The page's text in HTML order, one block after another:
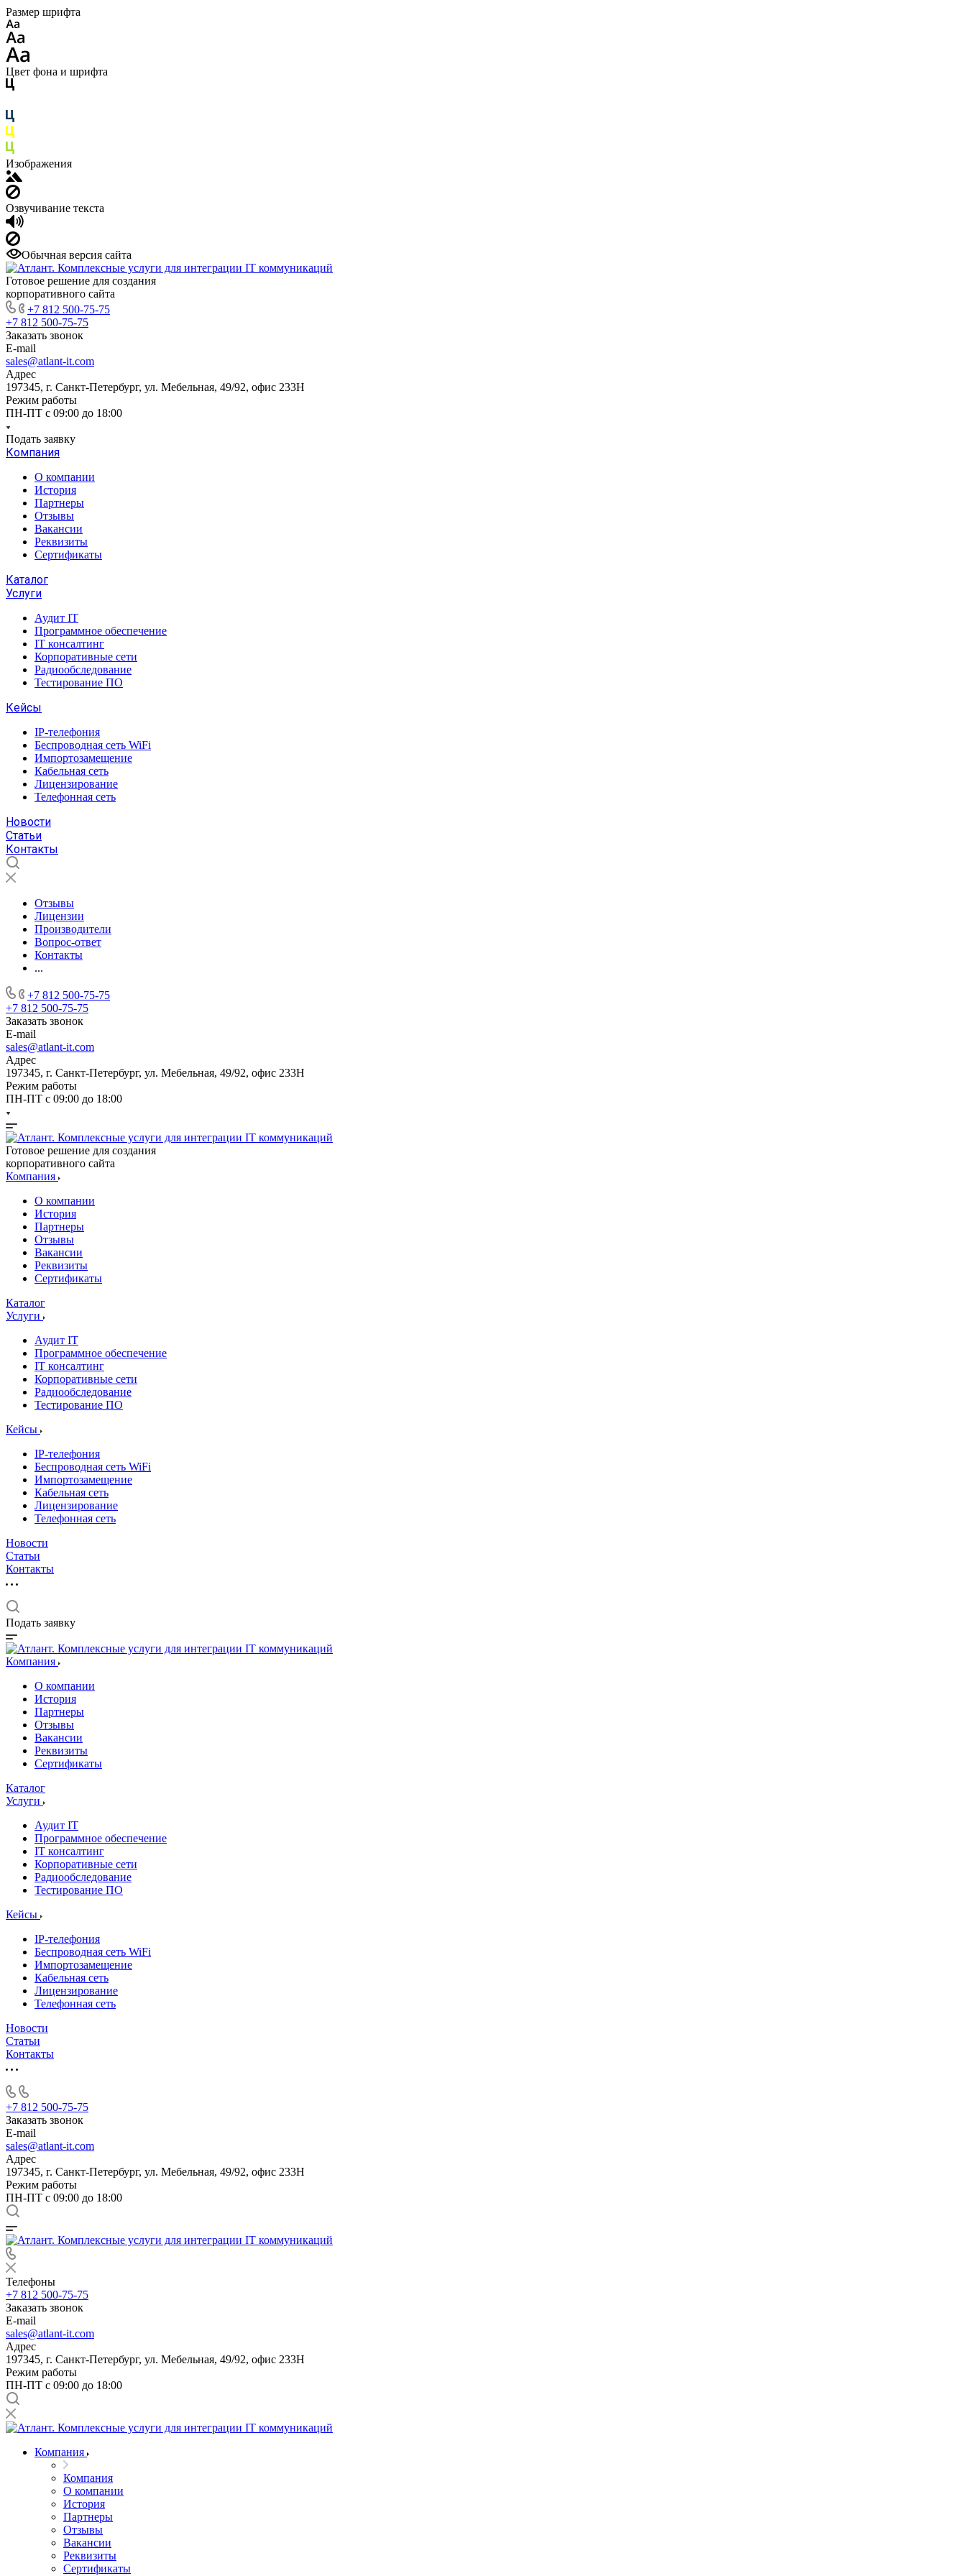
Размер шрифта
Цвет фона и шрифта
Изображения
Озвучивание текста
Обычная версия сайта
Готовое решение для создания
корпоративного сайта
+7 812 500-75-75
+7 812 500-75-75
Заказать звонок
E-mail
sales@atlant-it.com
Адрес
197345, г. Санкт-Петербург, ул. Мебельная, 49/92, офис 233Н
Режим работы
ПН-ПТ с 09:00 до 18:00
Подать заявку
Компания
О компании
История
Партнеры
Отзывы
Вакансии
Реквизиты
Сертификаты
Каталог
Услуги
Аудит IT
Программное обеспечение
IT консалтинг
Корпоративные сети
Радиообследование
Тестирование ПО
Кейсы
IP-телефония
Беспроводная сеть WiFi
Импортозамещение
Кабельная сеть
Лицензирование
Телефонная сеть
Новости
Статьи
Контакты
Отзывы
Лицензии
Производители
Вопрос-ответ
Контакты
...
+7 812 500-75-75
+7 812 500-75-75
Заказать звонок
E-mail
sales@atlant-it.com
Адрес
197345, г. Санкт-Петербург, ул. Мебельная, 49/92, офис 233Н
Режим работы
ПН-ПТ с 09:00 до 18:00
Готовое решение для создания
корпоративного сайта
Компания
О компании
История
Партнеры
Отзывы
Вакансии
Реквизиты
Сертификаты
Каталог
Услуги
Аудит IT
Программное обеспечение
IT консалтинг
Корпоративные сети
Радиообследование
Тестирование ПО
Кейсы
IP-телефония
Беспроводная сеть WiFi
Импортозамещение
Кабельная сеть
Лицензирование
Телефонная сеть
Новости
Статьи
Контакты
Подать заявку
Компания
О компании
История
Партнеры
Отзывы
Вакансии
Реквизиты
Сертификаты
Каталог
Услуги
Аудит IT
Программное обеспечение
IT консалтинг
Корпоративные сети
Радиообследование
Тестирование ПО
Кейсы
IP-телефония
Беспроводная сеть WiFi
Импортозамещение
Кабельная сеть
Лицензирование
Телефонная сеть
Новости
Статьи
Контакты
+7 812 500-75-75
Заказать звонок
E-mail
sales@atlant-it.com
Адрес
197345, г. Санкт-Петербург, ул. Мебельная, 49/92, офис 233Н
Режим работы
ПН-ПТ с 09:00 до 18:00
Телефоны
+7 812 500-75-75
Заказать звонок
E-mail
sales@atlant-it.com
Адрес
197345, г. Санкт-Петербург, ул. Мебельная, 49/92, офис 233Н
Режим работы
ПН-ПТ с 09:00 до 18:00
Компания
Компания
О компании
История
Партнеры
Отзывы
Вакансии
Реквизиты
Сертификаты